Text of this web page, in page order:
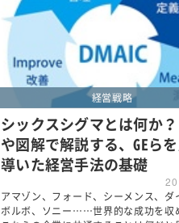
経営戦略
シックスシグマとは何か
や図解で解説する、GEら
導いた経営手法の基礎
アマゾン、フォード、シーメンス、ダ
ボルボ、ソニー……世界的な成功を収